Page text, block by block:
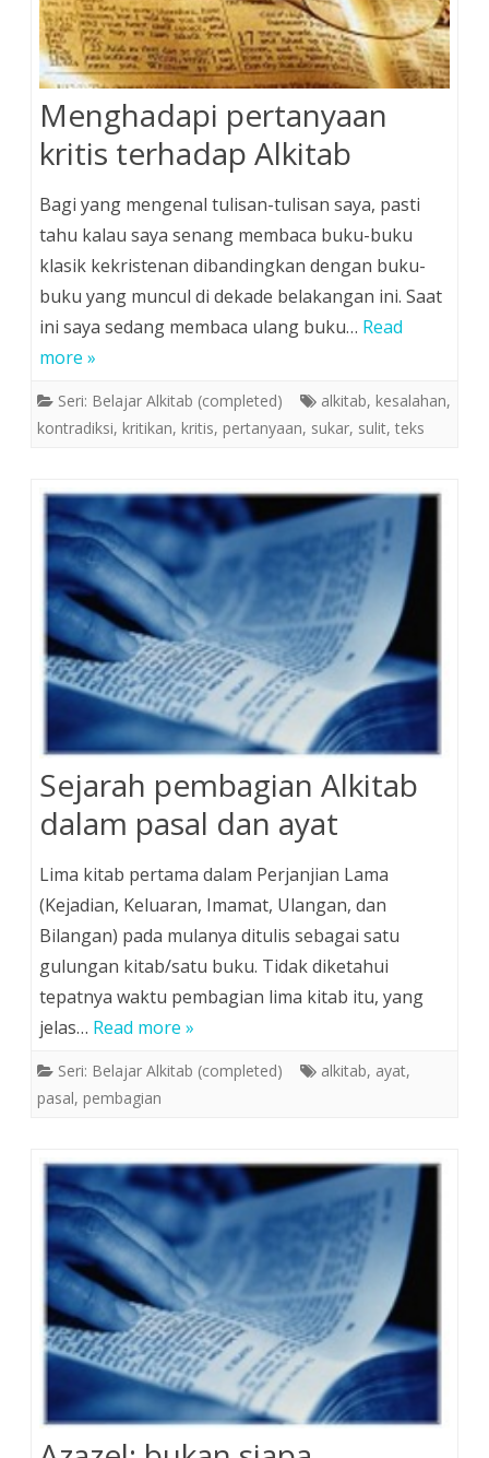
Menghadapi pertanyaan
kritis terhadap Alkitab
Bagi yang mengenal tulisan-tulisan saya, pasti
tahu kalau saya senang membaca buku-buku
klasik kekristenan dibandingkan dengan buku-
buku yang muncul di dekade belakangan ini. Saat
ini saya sedang membaca ulang buku… Read
more »
Seri: Belajar Alkitab (completed) alkitab, kesalahan,
kontradiksi, kritikan, kritis, pertanyaan, sukar, sulit, teks
Sejarah pembagian Alkitab
dalam pasal dan ayat
Lima kitab pertama dalam Perjanjian Lama
(Kejadian, Keluaran, Imamat, Ulangan, dan
Bilangan) pada mulanya ditulis sebagai satu
gulungan kitab/satu buku. Tidak diketahui
tepatnya waktu pembagian lima kitab itu, yang
jelas… Read more »
Seri: Belajar Alkitab (completed) alkitab, ayat,
pasal, pembagian